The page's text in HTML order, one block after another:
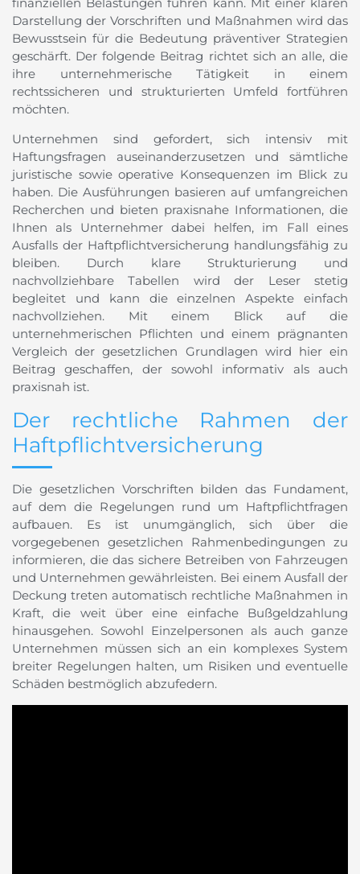
Darstellung der Vorschriften und Maßnahmen wird das
Bewusstsein für die Bedeutung präventiver Strategien
geschärft. Der folgende Beitrag richtet sich an alle, die
ihre unternehmerische Tätigkeit in einem
rechtssicheren und strukturierten Umfeld fortführen
möchten.
Unternehmen sind gefordert, sich intensiv mit
Haftungsfragen auseinanderzusetzen und sämtliche
juristische sowie operative Konsequenzen im Blick zu
haben. Die Ausführungen basieren auf umfangreichen
Recherchen und bieten praxisnahe Informationen, die
Ihnen als Unternehmer dabei helfen, im Fall eines
Ausfalls der Haftpflichtversicherung handlungsfähig zu
bleiben. Durch klare Strukturierung und
nachvollziehbare Tabellen wird der Leser stetig
begleitet und kann die einzelnen Aspekte einfach
nachvollziehen. Mit einem Blick auf die
unternehmerischen Pflichten und einem prägnanten
Vergleich der gesetzlichen Grundlagen wird hier ein
Beitrag geschaffen, der sowohl informativ als auch
praxisnah ist.
Der rechtliche Rahmen der
Haftpflichtversicherung
Die gesetzlichen Vorschriften bilden das Fundament,
auf dem die Regelungen rund um Haftpflichtfragen
aufbauen. Es ist unumgänglich, sich über die
vorgegebenen gesetzlichen Rahmenbedingungen zu
informieren, die das sichere Betreiben von Fahrzeugen
und Unternehmen gewährleisten. Bei einem Ausfall der
Deckung treten automatisch rechtliche Maßnahmen in
Kraft, die weit über eine einfache Bußgeldzahlung
hinausgehen. Sowohl Einzelpersonen als auch ganze
Unternehmen müssen sich an ein komplexes System
breiter Regelungen halten, um Risiken und eventuelle
Schäden bestmöglich abzufedern.